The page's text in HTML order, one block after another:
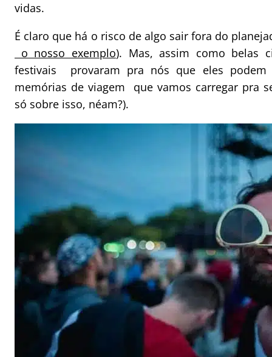
vidas.
É claro que há o risco de algo sair fora do
o nosso exemplo). Mas, assim como belas
festivais provaram pra nós que eles podem
memórias de viagem que vamos carregar pra
só sobre isso, néam?).